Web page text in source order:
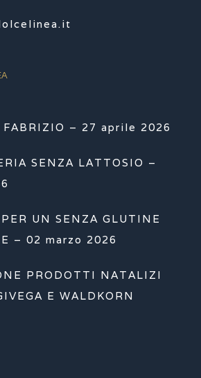
FABRIZIO – 27 aprile 2026
SENZA LATTOSIO –
UN SENZA GLUTINE
– 02 marzo 2026
PRODOTTI NATALIZI
E WALDKORN